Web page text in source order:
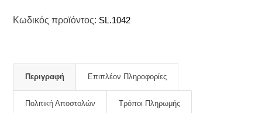
Κωδικός προϊόντος: SL.1042
Περιγραφή Επιπλέον Πληροφορίες
Πολιτική Αποστολών Τρόποι Πληρωμής